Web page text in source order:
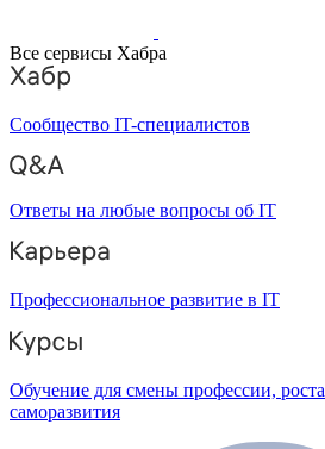
Все сервисы Хабра
Сообщество IT-специалистов
Ответы на любые вопросы об IT
Профессиональное развитие в IT
Обучение для смены профессии,
саморазвития